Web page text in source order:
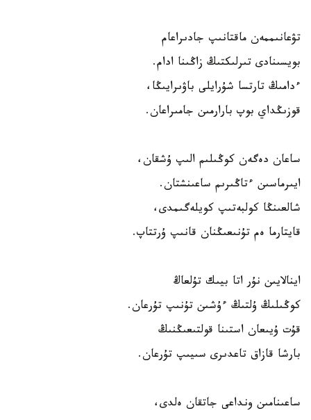
تۋعانىممەن ماقتانىپ جادىراعام
بويسىنادى تىرلىكتىڭ زاڭىنا ادام.
ءدامىڭ تارتسا شۇرايلى باۋىرايىڭا،
قوزىڭداي بوپ بارارمىن جامىراعان.
ساعان دەگەن كوڭىلىم الىپ ۇشقان،
ايىرماسىن ءتاڭىرىم ساعىنشتان.
شالعىنڭا كولبەتىپ كويلەگىمدى،
قايتارما ەم تۇنىعىڭنان قانىپ ۇرتتاپ.
اينالايىن نۇر اتا بيىك تۇلعاڭ
كوڭىلىڭ ۇلتىڭ ءۇشىن تۇنىپ تۇرعان.
قۇت ۇيىعان استىنا قولتىعىڭنىڭ
بارشا قازاق تاعدىرى سىيىپ تۇرعان.
ساعىنامىن ونداعى جاتقان ەلدى،